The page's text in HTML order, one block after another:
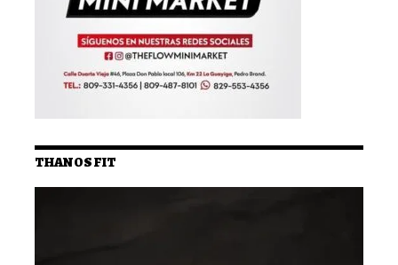
THANOS FIT